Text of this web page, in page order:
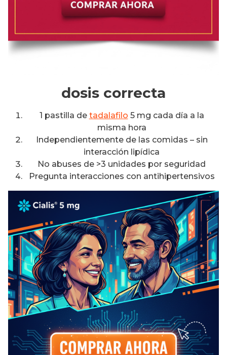
dosis correcta
1 pastilla de tadalafilo 5 mg cada día a la
misma hora
Independientemente de las comidas – sin
interacción lipídica
No abuses de >3 unidades por seguridad
Pregunta interacciones con antihipertensivos